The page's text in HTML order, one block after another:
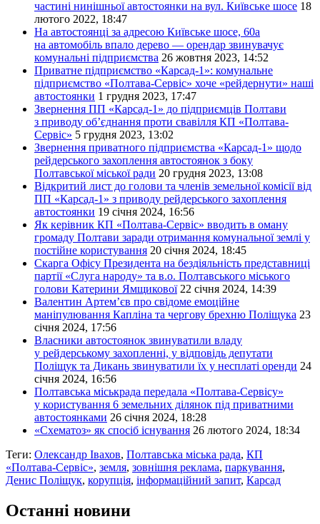
частині нинішньої автостоянки на вул. Київське шосе 18
лютого 2022, 18:47
На автостоянці за адресою Київське шосе, 60а
на автомобіль впало дерево — орендар звинувачує
комунальні підприємства 26 жовтня 2023, 14:52
Приватне підприємство «Карсад-1»: комунальне
підприємство «Полтава-Сервіс» хоче «рейдернути» наші
автостоянки 1 грудня 2023, 17:47
Звернення ПП «Карсад-1» до підприємців Полтави
з приводу об’єднання проти свавілля КП «Полтава-
Сервіс» 5 грудня 2023, 13:02
Звернення приватного підприємства «Карсад-1» щодо
рейдерського захоплення автостоянок з боку
Полтавської міської ради 20 грудня 2023, 13:08
Відкритий лист до голови та членів земельної комісії від
ПП «Карсад-1» з приводу рейдерського захоплення
автостоянки 19 січня 2024, 16:56
Як керівник КП «Полтава-Сервіс» вводить в оману
громаду Полтави заради отримання комунальної землі у
постійне користування 20 січня 2024, 18:45
Скарга Офісу Президента на бездіяльність представниці
партії «Слуга народу» та в.о. Полтавського міського
голови Катерини Ямщикової 22 січня 2024, 14:39
Валентин Артем’єв про свідоме емоційне
маніпулювання Капліна та чергову брехню Поліщука 23
січня 2024, 17:56
Власники автостоянок звинуватили владу
у рейдерському захопленні, у відповідь депутати
Поліщук та Дикань звинуватили їх у несплаті оренди 24
січня 2024, 16:56
Полтавська міськрада передала «Полтава-Сервісу»
у користування 6 земельних ділянок під приватними
автостоянками 26 січня 2024, 18:28
«Схематоз» як спосіб існування 26 лютого 2024, 18:34
Теги: Олександр Івахов, Полтавська міська рада, КП
«Полтава-Сервіс», земля, зовнішня реклама, паркування,
Денис Поліщук, корупція, інформаційний запит, Карсад
Останні новини